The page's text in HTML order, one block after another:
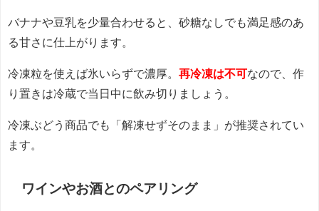
バナナや豆乳を少量合わせると、砂糖なしでも満足感のあ
る甘さに仕上がります。
冷凍粒を使えば氷いらずで濃厚。 再冷凍は不可なので、作
り置きは冷蔵で当日中に飲み切りましょう。
冷凍ぶどう商品でも「解凍せずそのまま」が推奨されてい
ます。
ワインやお酒とのペアリング